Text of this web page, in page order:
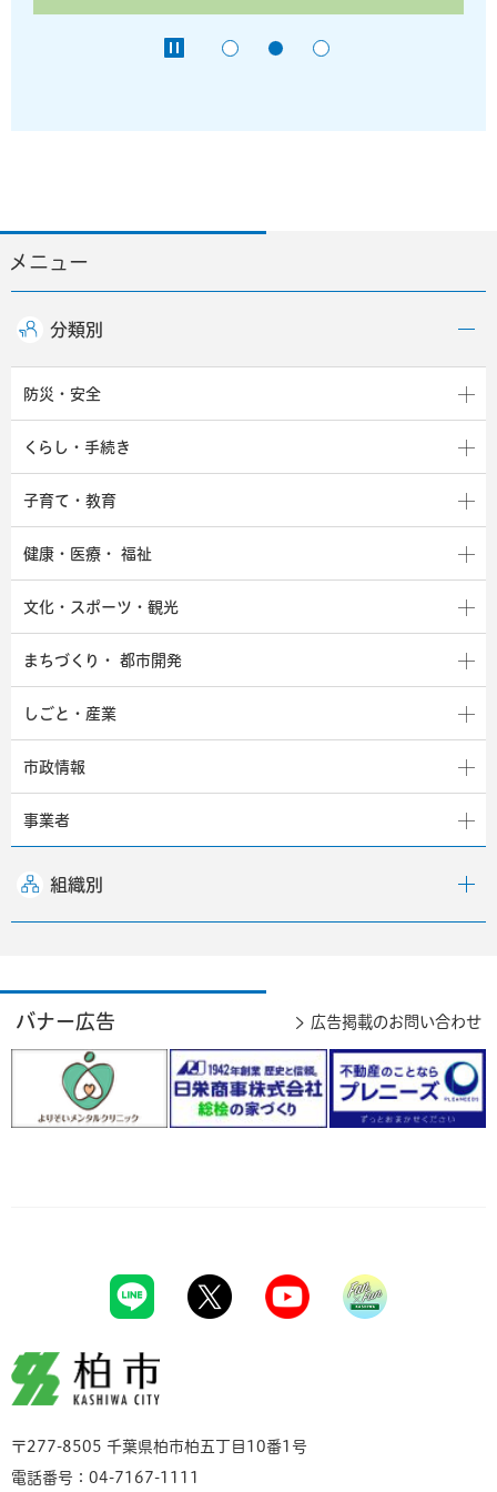
メニュー
分類別
防災・安全
くらし・手続き
子育て・教育
健康・医療・ 福祉
文化・スポーツ・観光
まちづくり・ 都市開発
しごと・産業
市政情報
事業者
組織別
バナー広告 広告掲載のお問い合わせ
柏市
〒277-8505 千葉県柏市柏五丁目10番1号
電話番号：04-7167-1111